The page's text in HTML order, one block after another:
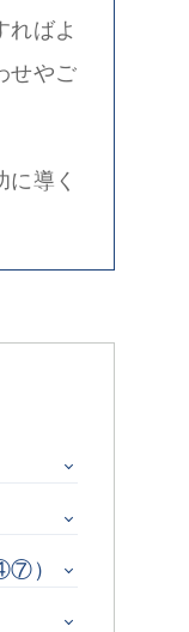
ればよ
せやご
導く
）